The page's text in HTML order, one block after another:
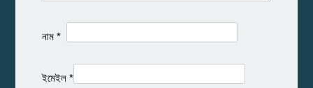
নাম*
ইমেইল*